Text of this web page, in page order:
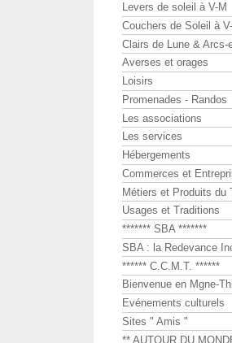
Levers de soleil à V-M
Couchers de Soleil à
Clairs de Lune & Arcs-
Averses et orages
Loisirs
Promenades - Randos
Les associations
Les services
Hébergements
Commerces et
Métiers et Produits du
Usages et Traditions
******* SBA *******
SBA : la Redevance
****** C.C.M.T. ******
Bienvenue en Mgne-
Evénements culturels
Sites " Amis "
** AUTOUR DU